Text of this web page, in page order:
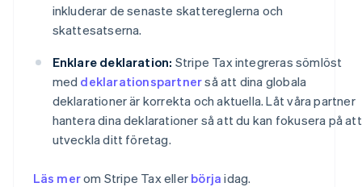
inkluderar de senaste skattereglerna och
skattesatserna.
Enklare deklaration: Stripe Tax integreras sömlöst
med deklarationspartnerså att dina globala
deklarationer är korrekta och aktuella. Låt våra partner
hantera dina deklarationer så att du kan fokusera på att
utveckla ditt företag.
Läs merom Stripe Tax eller börja idag.